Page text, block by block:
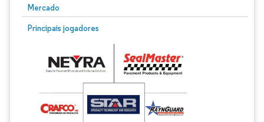
Mercado
Principais jogadores
Imagem © Mordor Intelligence. O reuso requer atribuição conforme CC BY 4.0.